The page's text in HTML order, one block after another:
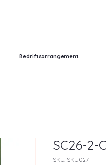
Bedriftsarrangement
SC26-2-
SKU: SKU027